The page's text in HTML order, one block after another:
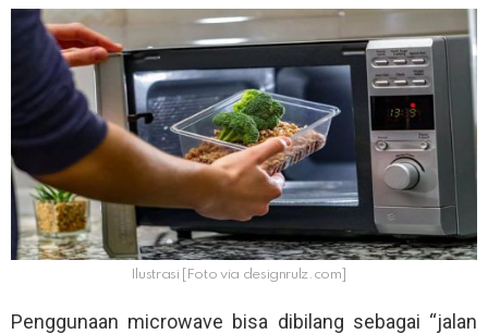
Ilustrasi [Foto via designrulz.com]
Penggunaan microwave bisa dibilang sebagai “jalan